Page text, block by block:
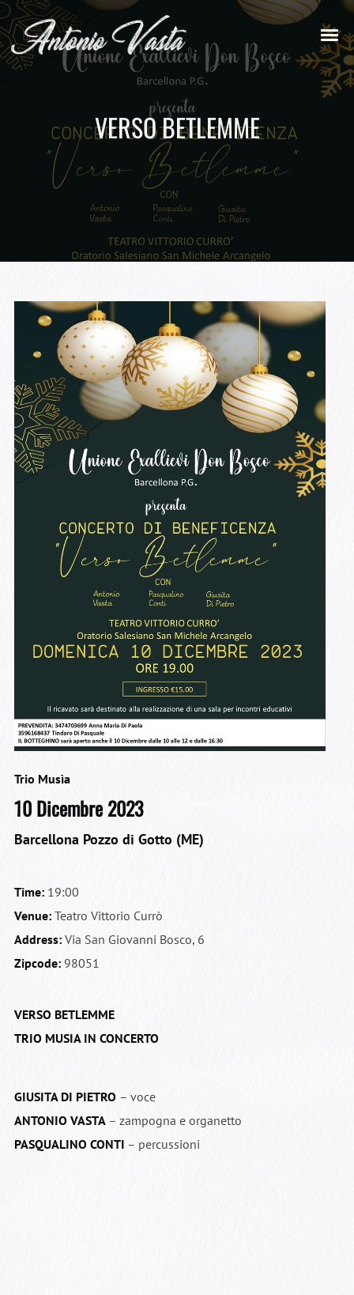
VERSO BETLEMME
Trio Musìa
10 Dicembre 2023
Barcellona Pozzo di Gotto (ME)
Time:19:00
Venue:Teatro Vittorio Currò
Address:Via San Giovanni Bosco, 6
Zipcode:98051
VERSO BETLEMME
TRIO MUSIA IN CONCERTO
GIUSITA DI PIETRO – voce
ANTONIO VASTA – zampogna e organetto
PASQUALINO CONTI – percussioni